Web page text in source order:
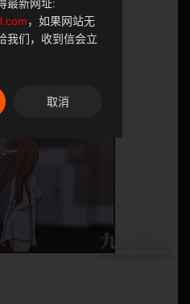
最新网址:
，如果网站无
我们，收到信会立
取消